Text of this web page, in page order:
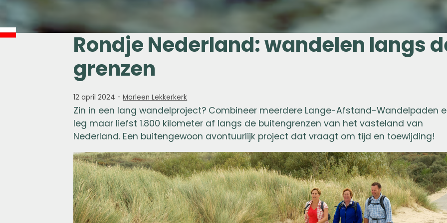
Rondje Nederland: wandelen langs
grenzen
12 april 2024 -Marleen Lekkerkerk
Zin in een lang wandelproject? Combineer meerdere Lange-Afstand-Wandelpaden
leg maar liefst 1.800 kilometer af langs de buitengrenzen van het vasteland van
Nederland. Een buitengewoon avontuurlijk project dat vraagt om tijd en toewijding!